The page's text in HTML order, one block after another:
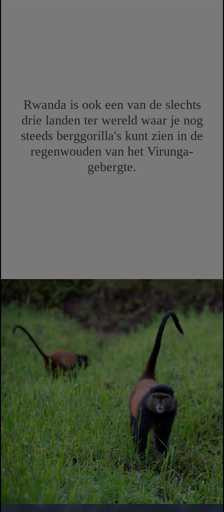
Rwanda is ook een van de slechts
drie landen ter wereld waar je nog
steeds berggorilla's kunt zien in de
regenwouden van het Virunga-
gebergte.